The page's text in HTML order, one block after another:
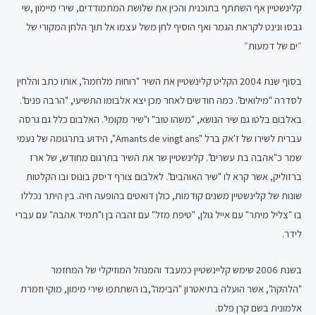
קלינשטיין אף השתתף בתוכנית והכין את שלושת המתמודדים, שירי מיימון ,שי
גבסו ונינט לקראת הגמר ואף הוסיף לחן משל עצמו אל תוך הלחן המקורי של
״ים של דמעות״
בסוף שנת 2004 הקליט קלינשטיין את השיר "רוחות מלחמה", אותו כתב והלחין
לסדרה "מילואים". כמה חודשים לאחר מכן יצא אלבומו התשיעי, "הרבה פנים".
באלבום בלטו גם שיר הנושא, "משהו טוב" ו"שיר מקומי". האלבום כלל גם גרסה
עברית לשירו של ז'אק ברל "Amants de vingt ans", הידוע בתרגומה של נעמי
שמר כ"אהבה בת עשרים". קלינשטיין שר את השיר בתרגום מחודש, של ארז
ברזוליק, אשר קרא לו "שיר האוהבים". לאלבום צורף דיסק בונוס ובו הקלטות
שונות של קלינשטיין משנים קודמות, כולן דואטים בהופעה חיה. בין היתר נכללו
בו "צליל מיתר" עם אייל גולן, "טיפת מזל" עם זהבה בן ו"תמיד אהבה" עם עברי
לידר.
בשנת 2006 שימש קליינשטיין כמעבד והמנהל המוזיקלי של המחזמר
"הלהקה", אשר הועלה בתיאטרון "הבימה",בו השתתפו שירי מימון, מוקי וזמרת
אלמונית בשם קרן פלס.